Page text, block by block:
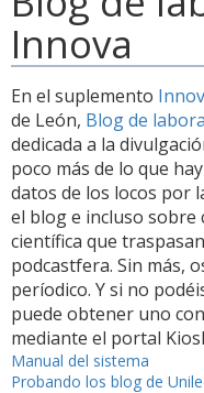
Innova
En el suplemento
de León, Blog de
dedicada a la
poco más de lo que
datos de los locos por
el blog e incluso sobre
científica que
podcastfera. Sin más,
períodico. Y si no
puede obtener uno
mediante el portal
Navegación
Manual del sistema
Probando los blog de